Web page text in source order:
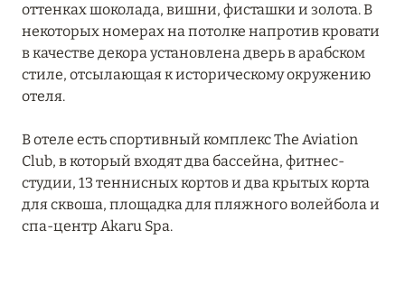
JA Palm Tree Court
Jumeirah Beach Hotel
Jumeirah Creekside Hotel
Jumeirah Emirates Towers
Jumeirah Living Marina Gate
Jumeirah Marsa Al Arab
оттенках шоколада, вишни, фисташки и золота. В
некоторых номерах на потолке напротив кровати
в качестве декора установлена дверь в арабском
стиле, отсылающая к историческому окружению
отеля.
В отеле есть спортивный комплекс The Aviation
Club, в который входят два бассейна, фитнес-
студии, 13 теннисных кортов и два крытых корта
для сквоша, площадка для пляжного волейбола и
спа-центр Akaru Spa.